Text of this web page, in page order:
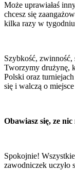
Może uprawiałaś
chcesz się
kilka razy w
Szybkość,
Tworzymy drużynę,
Polski oraz
się i walczą o
Obawiasz się, ze
Spokojnie!
zawodniczek uczyło